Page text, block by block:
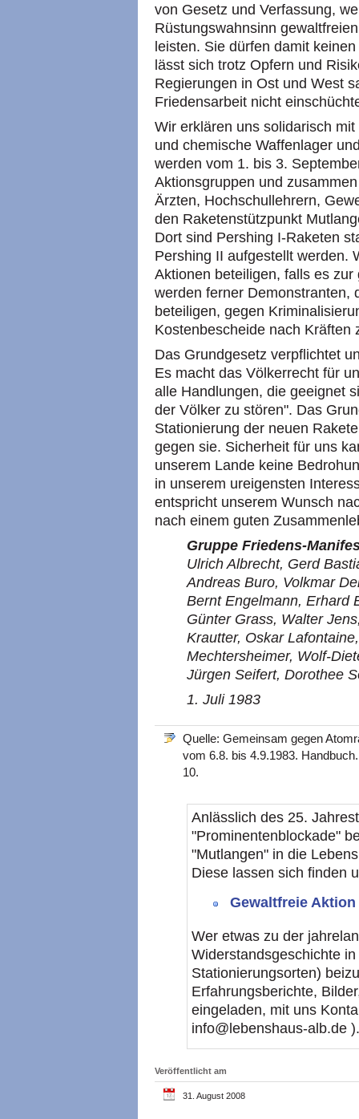
von Gesetz und Verfassung,
Rüstungswahnsinn
leisten. Sie dürfen damit
lässt sich trotz Opfern und
Regierungen in Ost und West
Friedensarbeit nicht
Wir erklären uns solidarisch
und chemische Waffenlager
werden vom 1. bis 3.
Aktionsgruppen und
Ärzten, Hochschullehrern,
den Raketenstützpunkt
Dort sind Pershing I-Raketen
Pershing II aufgestellt werden.
Aktionen beteiligen, falls es
werden ferner Demonstranten,
beteiligen, gegen
Kostenbescheide nach Kräften
Das Grundgesetz verpflichtet
Es macht das Völkerrecht für
alle Handlungen, die geeignet
der Völker zu stören". Das
Stationierung der neuen
gegen sie. Sicherheit für uns
unserem Lande keine
in unserem ureigensten
entspricht unserem Wunsch
nach einem guten
Gruppe Friedens-
Ulrich Albrecht, Gerd
Andreas Buro, Volkmar
Bernt Engelmann, Erhard
Günter Grass, Walter
Krautter, Oskar
Mechtersheimer, Wolf-
Jürgen Seifert, Dorothee
1. Juli 1983
Quelle: Gemeinsam gegen
vom 6.8. bis 4.9.1983.
10.
Anlässlich des 25.
"Prominentenblockade"
"Mutlangen" in die
Diese lassen sich finden
Gewaltfreie
Wer etwas zu der
Widerstandsgeschichte
Stationierungsorten)
Erfahrungsberichte,
eingeladen, mit uns
info@lebenshaus-alb.de ).
Veröffentlicht am
31. August 2008